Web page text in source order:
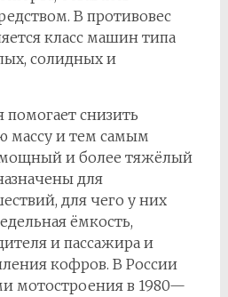
В противовес
класс машин типа
солидных и
помогает снизить
массу и тем самым
мощный и более тяжёлый
для
для чего у них
ёмкость,
и пассажира и
кофров. В России
мотостроения в 1980—